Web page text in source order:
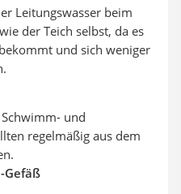
Leitungswasser beim
der Teich selbst, da es
und sich weniger
und
regelmäßig aus dem
Gefäß